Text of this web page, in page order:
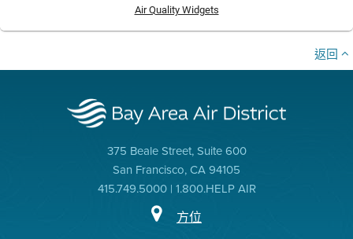
Air Quality Widgets
返回
375 Beale Street, Suite 600
San Francisco, CA 94105
415.749.5000 | 1.800.HELP AIR
方位